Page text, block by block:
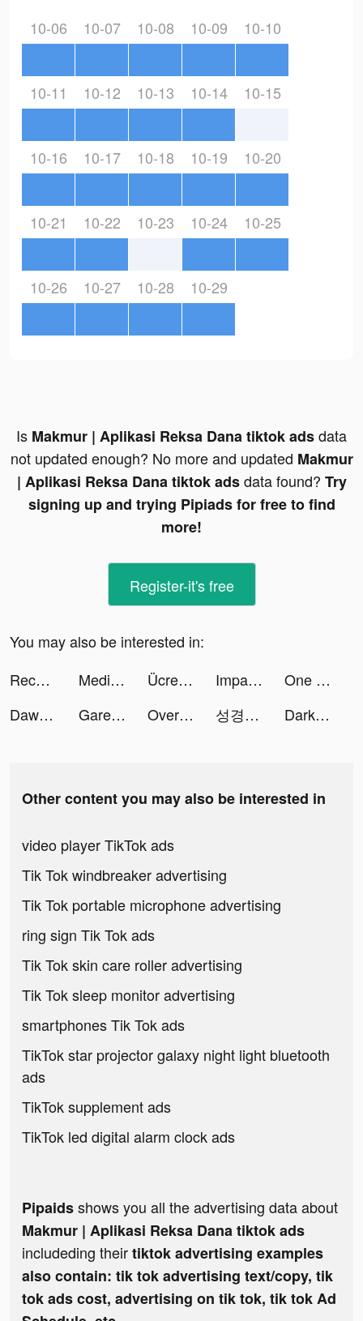
10-06 10-07 10-08 10-09 10-10
10-11 10-12 10-13 10-14 10-15
10-16 10-17 10-18 10-19 10-20
10-21 10-22 10-23 10-24 10-25
10-26 10-27 10-28 10-29
Is Makmur | Aplikasi Reksa Dana tiktok adsdata
not updated enough? No more and updated Makmur
| Aplikasi Reksa Dana tiktok adsdata found? Try
signing up and trying Pipiads for free to find
more!
Register-it's free
You may also be interested in:
ReceiptJar tiktok ads
MedicalBilling tiktok ads Ücretsiz Dil Öğrenin - Mondly tiktok ads Impara lingue gratis – Mondly tiktok ads
One Punch Man: 英雄之路 tiktok ads
Dawn - AI generated art tiktok ads
Garena Free Fire VN tiktok ads Overcrowded Tycoon tiktok ads 성경이세상 / 뮤 tiktok ads Darksy Phone Сleaner tiktok ads
Other content you may also be interested in
video player TikTok ads
Tik Tok windbreaker advertising
Tik Tok portable microphone advertising
ring sign Tik Tok ads
Tik Tok skin care roller advertising
Tik Tok sleep monitor advertising
smartphones Tik Tok ads
TikTok star projector galaxy night light bluetooth
ads
TikTok supplement ads
TikTok led digital alarm clock ads
Pipaidsshows you all the advertising data about
Makmur | Aplikasi Reksa Dana tiktok ads
includeding theirtiktok advertising examples
also contain: tik tok advertising text/copy, tik
tok ads cost, advertising on tik tok, tik tok Ad